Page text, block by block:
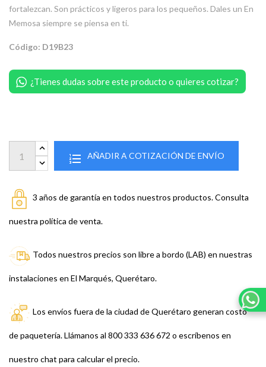
fortalezcan. Son prácticos y ligeros para los pequeños. Dales un En
Memosa siempre se piensa en ti.
Código: D19B23
¿Tienes dudas sobre este producto o quieres cotizar?
AÑADIR A COTIZACIÓN DE ENVÍO
3 años de garantía en todos nuestros productos. Consulta
nuestra política de venta.
Todos nuestros precios son libre a bordo (LAB) en nuestras
instalaciones en El Marqués, Querétaro.
Los envíos fuera de la ciudad de Querétaro generan costo
de paquetería. Llámanos al 800 333 636 672 o escríbenos en
nuestro chat para calcular el precio.